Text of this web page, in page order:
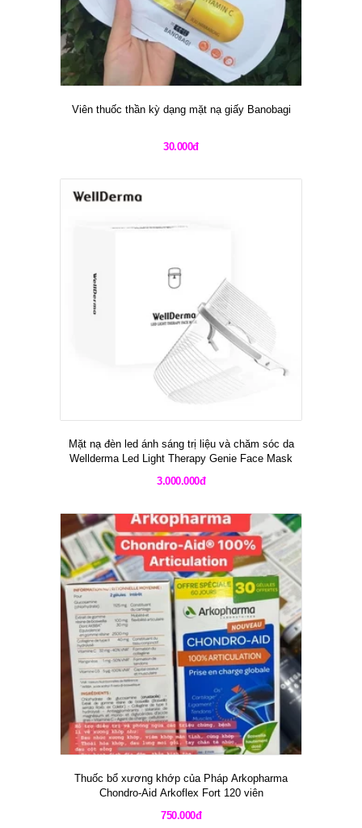
Viên thuốc thần kỳ dạng mặt nạ giấy Banobagi
30.000đ
Mặt nạ đèn led ánh sáng trị liệu và chăm sóc da
Wellderma Led Light Therapy Genie Face Mask
3.000.000đ
Thuốc bổ xương khớp của Pháp Arkopharma
Chondro-Aid Arkoflex Fort 120 viên
750.000đ